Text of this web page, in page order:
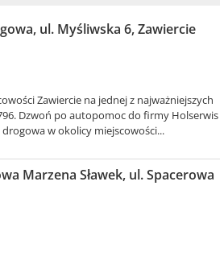
ul. Myśliwska 6, Zawiercie
Zawiercie na jednej z najważniejszych
Dzwoń po autopomoc do firmy Holserwis
w okolicy miejscowości...
Marzena Sławek, ul. Spacerowa